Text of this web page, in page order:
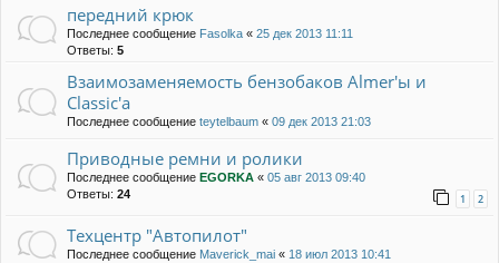
передний крюк
Последнее сообщение Fasolka « 25 дек 2013 11:11
Ответы: 5
Взаимозаменяемость бензобаков Almer'ы и
Classic'a
Последнее сообщение teytelbaum « 09 дек 2013 21:03
Приводные ремни и ролики
Последнее сообщение EGORKA « 05 авг 2013 09:40
Ответы: 24 1 2
Техцентр "Автопилот"
Последнее сообщение Maverick_mai « 18 июл 2013 10:41